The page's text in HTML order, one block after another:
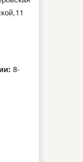
8-